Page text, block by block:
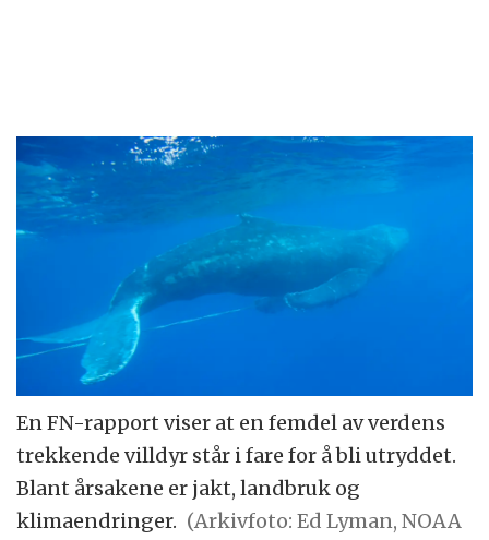
En FN-rapport viser at en femdel av verdens
trekkende villdyr står i fare for å bli utryddet.
Blant årsakene er jakt, landbruk og
klimaendringer. (Arkivfoto: Ed Lyman, NOAA